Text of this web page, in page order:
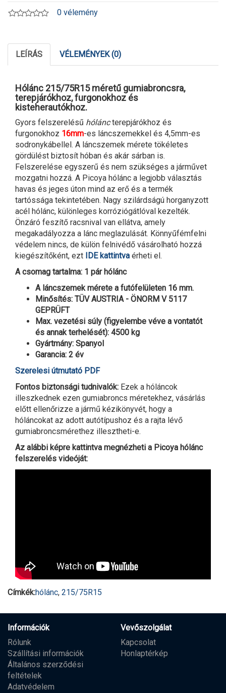
0 vélemény
LEÍRÁS VÉLEMÉNYEK (0)
Hólánc 215/75R15 méretű gumiabroncsra,
terepjárókhoz, furgonokhoz és
kisteherautókhoz.
Gyors felszerelésű hóláncterepjárókhoz és
furgonokhoz 16mm-es láncszemekkel és 4,5mm-es
sodronykábellel. A láncszemek mérete tökéletes
gördülést biztosít hóban és akár sárban is.
Felszerelése egyszerű és nem szükséges a járművet
mozgatni hozzá. A Picoya hólánc a legjobb választás
havas és jeges úton mind az erő és a termék
tartóssága tekintetében. Nagy szilárdságú horganyzott
acél hólánc, különleges korróziógátlóval kezelték.
Önzáró feszítő racsnival van ellátva, amely
megakadályozza a lánc meglazulását. Könnyűfémfelni
védelem nincs, de külön felnivédő vásárolható hozzá
kiegészítőként, ezt IDE kattintva érheti el.
A csomag tartalma: 1 pár hólánc
A láncszemek mérete a futófelületen 16 mm.
Minősítés: TÜV AUSTRIA - ÖNORM V 5117
GEPRÜFT
Max. vezetési súly (figyelembe véve a vontatót
és annak terhelését): 4500 kg
Gyártmány: Spanyol
Garancia: 2 év
Szerelesi útmutató PDF
Fontos biztonsági tudnivalók: Ezek a hóláncok
illeszkednek ezen gumiabroncs méretekhez, vásárlás
előtt ellenőrizze a jármű kézikönyvét, hogy a
hóláncokat az adott autótípushoz és a rajta lévő
gumiabroncsmérethez illesztheti-e.
Az alábbi képre kattintva megnézheti a Picoya hólánc
felszerelés videóját:
Címkék:hólánc, 215/75R15
Információk
Rólunk
Szállítási információk
Általános szerződési
feltételek
Adatvédelem
Vevőszolgálat
Kapcsolat
Honlaptérkép